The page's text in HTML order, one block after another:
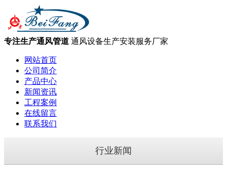
专注生产通风管道 通风设备生产安装服务厂家
网站首页
公司简介
产品中心
新闻资讯
工程案例
在线留言
联系我们
行业新闻